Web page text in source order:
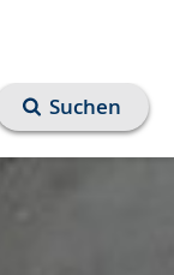
Suchen